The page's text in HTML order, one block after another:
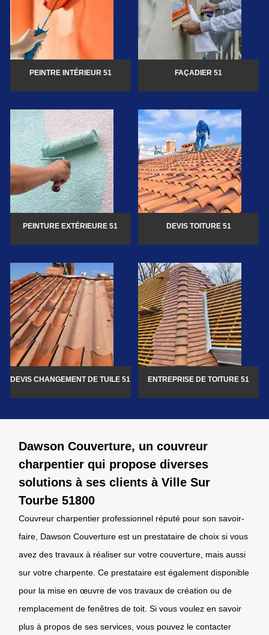
PEINTRE INTÉRIEUR 51 FAÇADIER 51
PEINTURE EXTÉRIEURE 51 DEVIS TOITURE 51
DEVIS CHANGEMENT DE TUILE 51 ENTREPRISE DE TOITURE 51
Dawson Couverture, un couvreur
charpentier qui propose diverses
solutions à ses clients à Ville Sur
Tourbe 51800
Couvreur charpentier professionnel réputé pour son savoir-
faire, Dawson Couverture est un prestataire de choix si vous
avez des travaux à réaliser sur votre couverture, mais aussi
sur votre charpente. Ce prestataire est également disponible
pour la mise en œuvre de vos travaux de création ou de
remplacement de fenêtres de toit. Si vous voulez en savoir
plus à propos de ses services, vous pouvez le contacter